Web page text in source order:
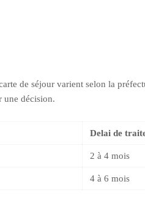
de séjour varient selon la
une décision.
Delai de
2 à 4 mois
4 à 6 mois